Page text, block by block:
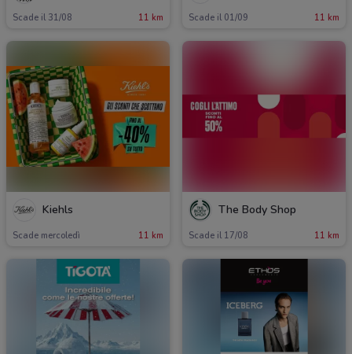
Scade il 31/08 11 km Scade il 01/09 11 km
Kiehls
Scade mercoledì 11 km
The Body Shop
Scade il 17/08 11 km